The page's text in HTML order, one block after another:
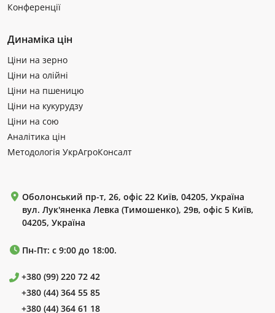
Конференції
Динаміка цін
Ціни на зерно
Ціни на олійні
Ціни на пшеницю
Ціни на кукурудзу
Ціни на сою
Аналітика цін
Методологія УкрАгроКонсалт
Оболонський пр-т, 26, офіс 22 Київ, 04205, Україна
вул. Лук'яненка Левка (Тимошенко), 29в, офіс 5 Київ,
04205, Україна
Пн-Пт: с 9:00 до 18:00.
+380 (99) 220 72 42
+380 (44) 364 55 85
+380 (44) 364 61 18